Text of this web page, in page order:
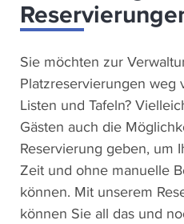
Sie möchten zur
Platzreservierungen weg
Listen und Tafeln?
Gästen auch die
Reservierung geben, um
Zeit und ohne manuelle
können. Mit unserem
können Sie all das und